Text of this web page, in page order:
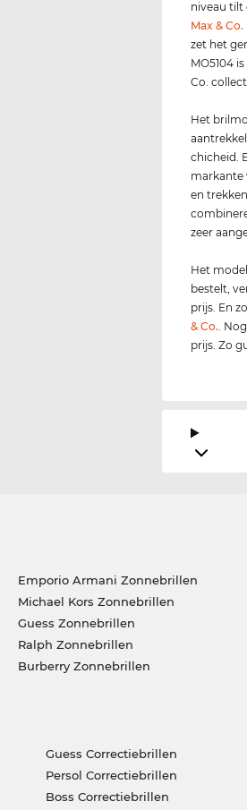
niveau tilt
Max & Co.
zet het
MO5104
Co.
Het
chicheid.
markante
en
zeer
Het
bestelt,
prijs. En
& Co..
prijs. Zo
Emporio Armani Zonnebrillen
Michael Kors Zonnebrillen
Guess Zonnebrillen
Ralph Zonnebrillen
Burberry Zonnebrillen
Guess Correctiebrillen
Persol Correctiebrillen
Boss Correctiebrillen